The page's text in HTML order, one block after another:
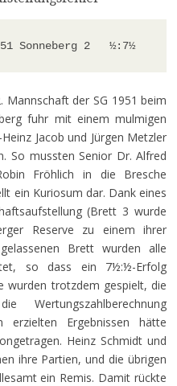
Sonneberg 2 ½:7½
der SG 1951 beim
fuhr mit einem mulmigen
Jacob und Jürgen Metzler
So mussten Senior Dr. Alfred
Fröhlich in die Bresche
ein Kuriosum dar. Dank eines
(Brett 3 wurde
Reserve zu einem ihrer
Brett wurden alle
so dass ein 7½:½-Erfolg
wurden trotzdem gespielt, die
erzielten Ergebnissen hätte
Heinz Schmidt und
ihre Partien, und die übrigen
ein Remis. Damit rückte